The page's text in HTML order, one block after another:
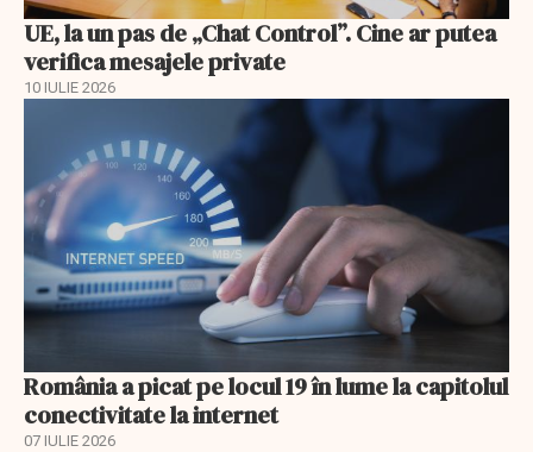
UE, la un pas de „Chat Control”. Cine ar putea
verifica mesajele private
10 IULIE 2026
România a picat pe locul 19 în lume la capitolul
conectivitate la internet
07 IULIE 2026